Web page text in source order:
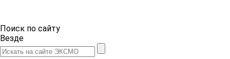
Поиск по сайту
Везде